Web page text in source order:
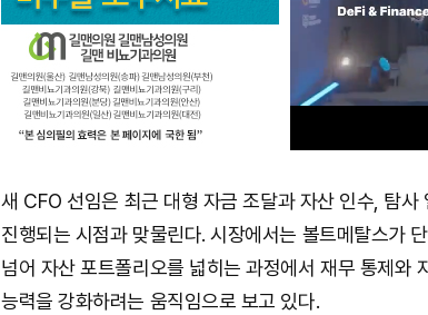
새 CFO 선임은 최근 대형 자금 조달과 자산 인수, 탐사
진행되는 시점과 맞물린다. 시장에서는 볼트메탈스가
넘어 자산 포트폴리오를 넓히는 과정에서 재무 통제와
능력을 강화하려는 움직임으로 보고 있다.